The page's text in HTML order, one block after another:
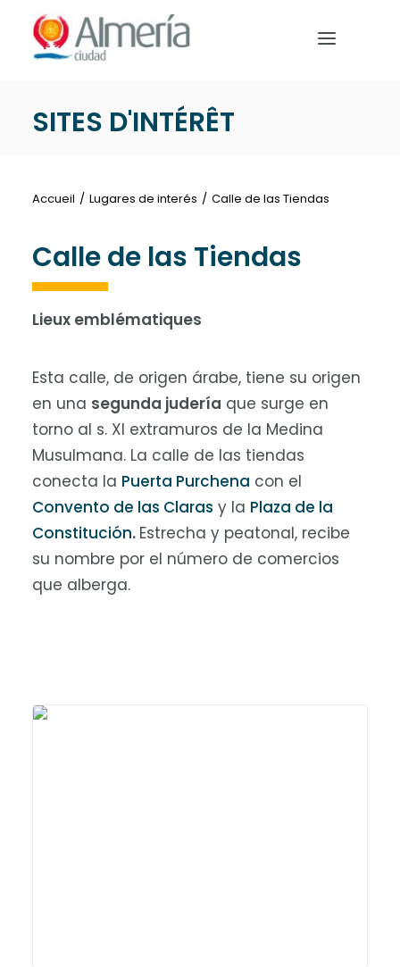
Nota:
este
accesibilidad.
Français
SITES D'INTÉRÊT
Accueil Lugares de interés Calle de las Tiendas
Calle de las Tiendas
Lieux emblématiques
Esta calle, de origen árabe, tiene su origen
en una segunda judería que surge en
torno al s. XI extramuros de la Medina
Musulmana. La calle de las tiendas
conecta la Puerta Purchena con el
Convento de las Claras y la Plaza de la
Constitución. Estrecha y peatonal, recibe
su nombre por el número de comercios
que alberga.